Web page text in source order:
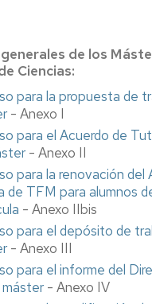
de los
Ciencias:
para la propuesta de
- Anexo I
para el Acuerdo de
- Anexo II
para la renovación del
de TFM para alumnos
- Anexo IIbis
para el depósito de
- Anexo III
para el informe del
- Anexo IV